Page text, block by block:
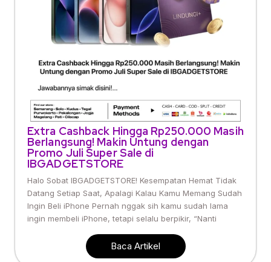
Extra Cashback Hingga Rp250.000 Masih
Berlangsung! Makin Untung dengan
Promo Juli Super Sale di
IBGADGETSTORE
Halo Sobat IBGADGETSTORE! Kesempatan Hemat Tidak
Datang Setiap Saat, Apalagi Kalau Kamu Memang Sudah
Ingin Beli iPhone Pernah nggak sih kamu sudah lama
ingin membeli iPhone, tetapi selalu berpikir, “Nanti
Baca Artikel